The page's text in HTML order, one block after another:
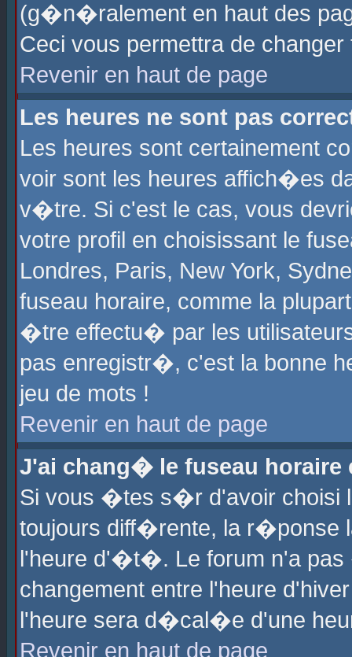
(g�n�ralement en haut des
Ceci vous permettra de
Revenir en haut de page
Les heures ne sont pas
Les heures sont certainement
voir sont les heures affich�es
v�tre. Si c'est le cas, vous
votre profil en choisissant le
Londres, Paris, New York,
fuseau horaire, comme la
�tre effectu� par les
pas enregistr�, c'est la bonne
jeu de mots !
Revenir en haut de page
J'ai chang� le fuseau horaire
Si vous �tes s�r d'avoir choisi
toujours diff�rente, la r�ponse
l'heure d'�t�. Le forum n'a
changement entre l'heure
l'heure sera d�cal�e d'une
Revenir en haut de page